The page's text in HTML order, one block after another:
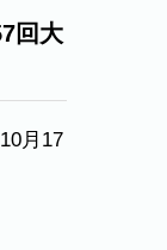
回大
月17